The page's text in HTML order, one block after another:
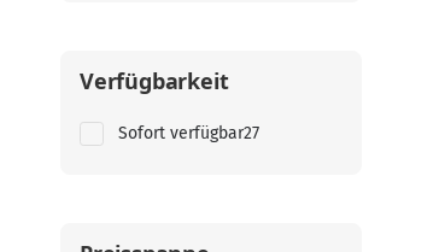
Verfügbarkeit
Sofort verfügbar27Artikel gefunden